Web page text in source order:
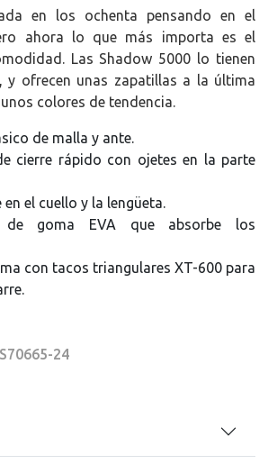
en los ochenta pensando en el
ahora lo que más importa es el
Las Shadow 5000 lo tienen
y ofrecen unas zapatillas a la última
colores de tendencia.
de malla y ante.
cierre rápido con ojetes en la parte
en el cuello y la lengüeta.
de goma EVA que absorbe los
con tacos triangulares XT-600 para
24